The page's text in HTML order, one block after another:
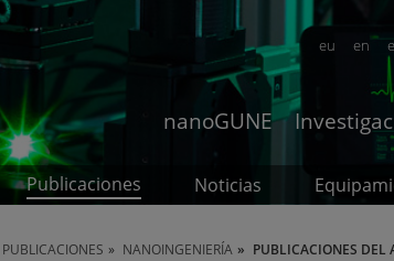
en
eu
nanoGUNE
Publicaciones Noticias
NANOINGENIERÍA PUBLICACIONES DEL